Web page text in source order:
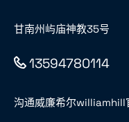
甘南州屿庙神教35号
13594780114
沟通威廉希尔williamhill